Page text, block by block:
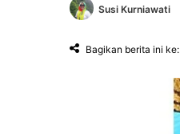
Susi Kurniawati
Bagikan berita ini ke: